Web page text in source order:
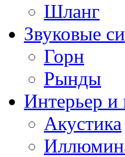
Шланг
Звуковые
Горн
Рынды
Интерьер и
Акустика